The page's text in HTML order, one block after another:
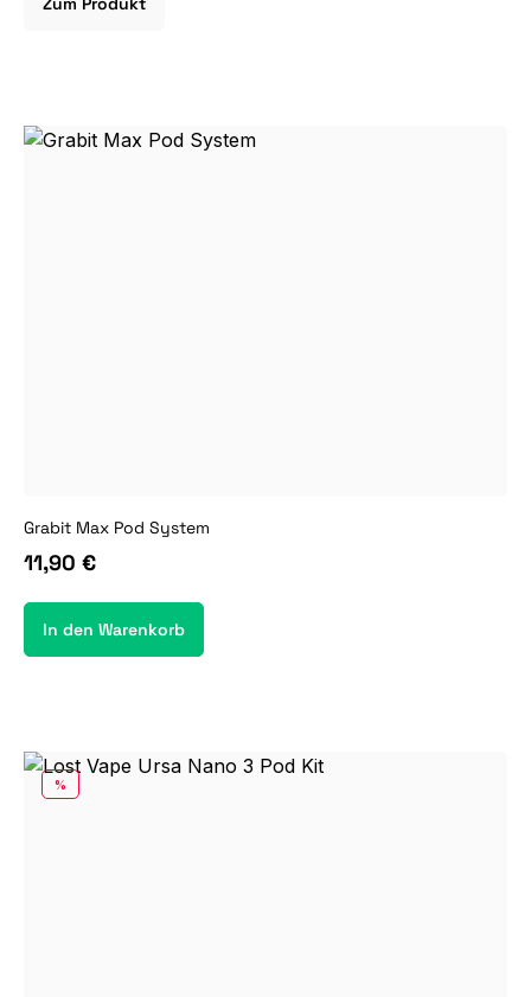
Grabit Max Pod System
11,90 €
In den Warenkorb
RABATT
%